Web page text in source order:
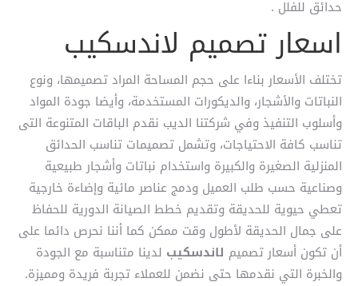
حدائق للفلل .
اسعار تصميم لاندسكيب
تختلف الأسعار بناءا على حجم المساحة المراد تصميمها، ونوع
النباتات والأشجار، والديكورات المستخدمة، وأيضا جودة المواد
وأسلوب التنفيذ وفي شركتنا الديب نقدم الباقات المتنوعة التى
تناسب كافة الاحتياجات، وتشمل تصميمات تناسب الحدائق
المنزلية الصغيرة والكبيرة واستخدام نباتات وأشجار طبيعية
وصناعية حسب طلب العميل ودمج عناصر مائية وإضاءة خارجية
تعطي حيوية للحديقة وتقديم خطط الصيانة الدورية للحفاظ
على جمال الحديقة لأطول وقت ممكن كما أننا نحرص دائما على
أن تكون أسعار تصميم لاندسكيب لدينا متناسبة مع الجودة
والخبرة التي نقدمها حتى نضمن للعملاء تجربة فريدة ومميزة.